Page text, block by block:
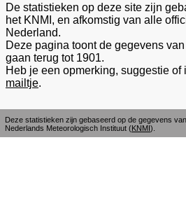
De statistieken op deze site zijn
het KNMI, en afkomstig van alle
Nederland.
Deze pagina toont de gegevens
gaan terug tot 1901.
Heb je een opmerking, suggestie of
mailtje.
Deze statistieken zijn gebaseerd op de gegevens
Nederlands Meteorologisch Instituut (KNMI).